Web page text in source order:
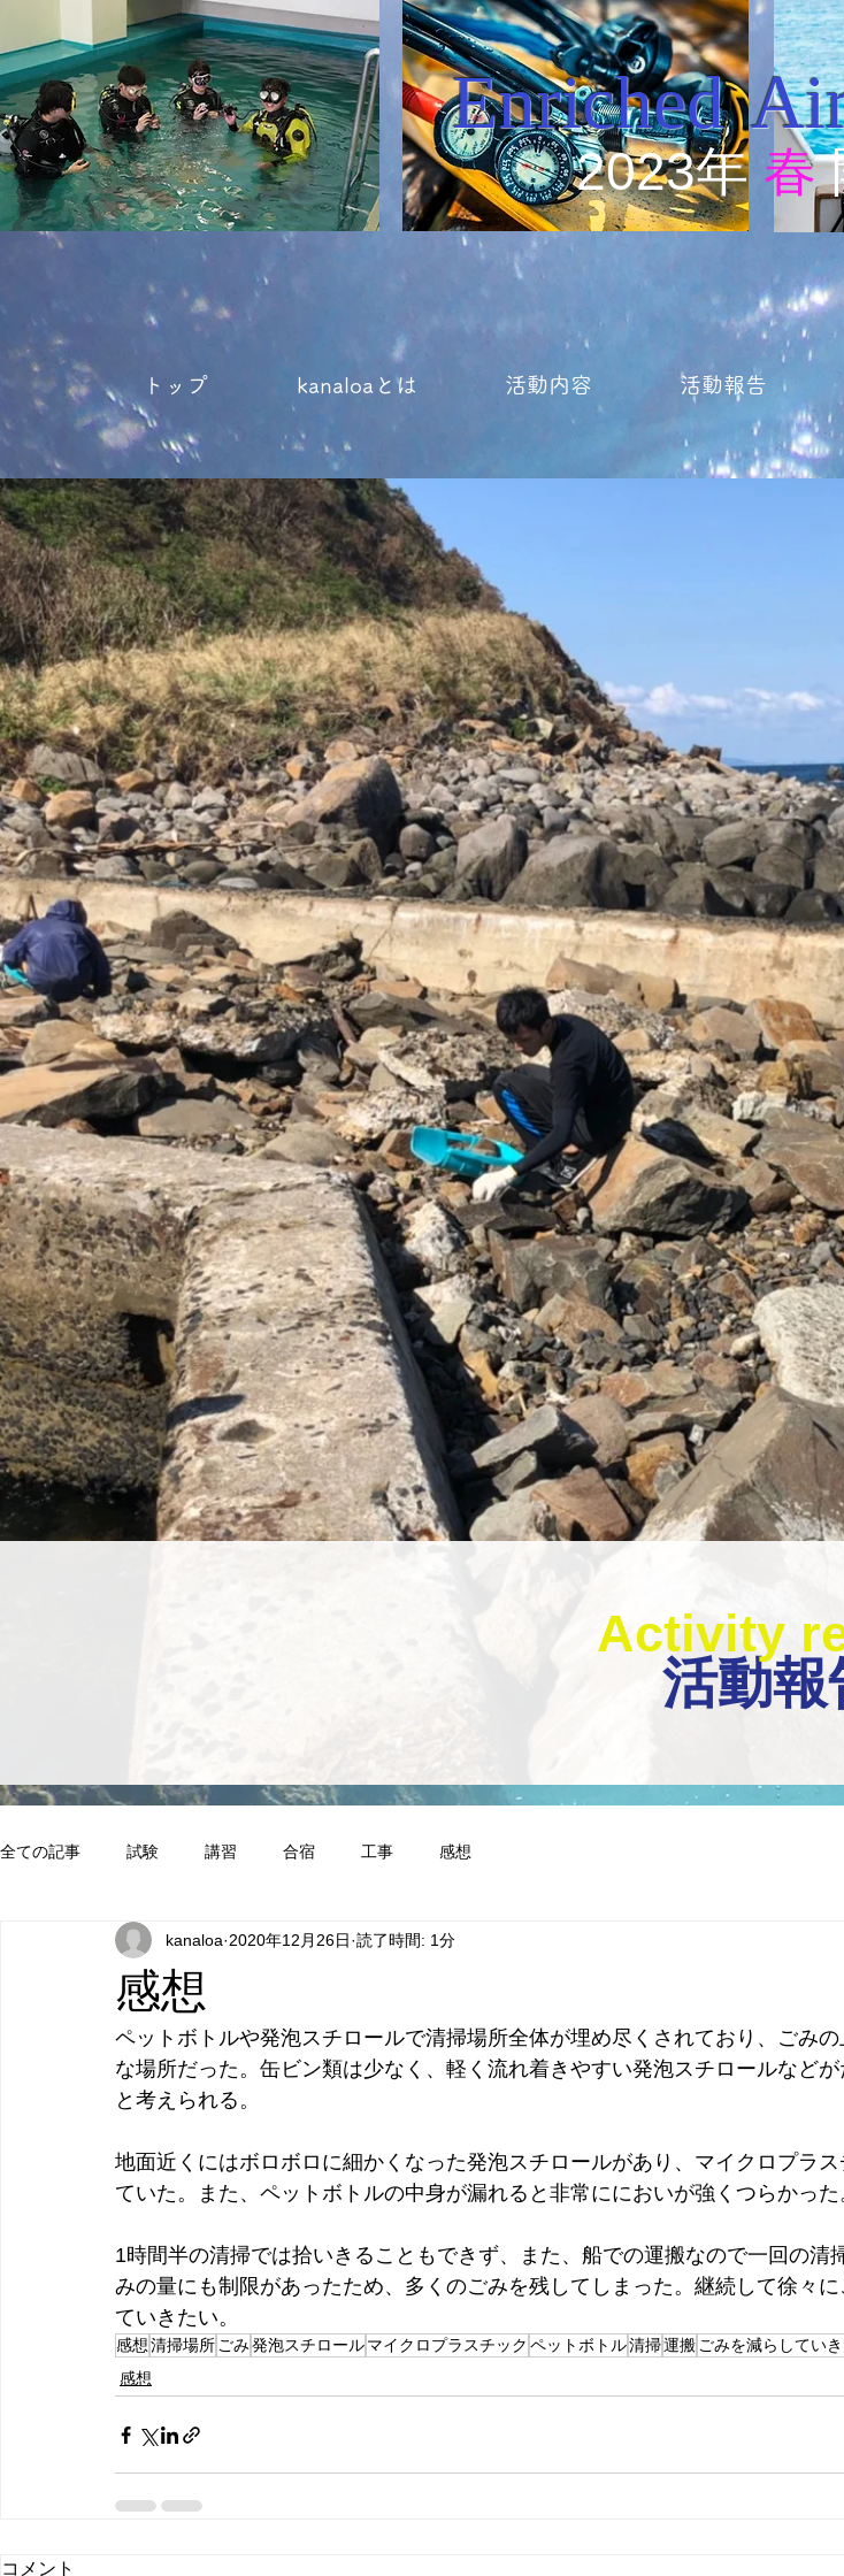
Enriched
2023年 春
トップ kanaloaとは 活動内容 活動報告
活動報
Activity
全ての記事 試験 講習 合宿 工事 感想
感想
kanaloa 2020年12月26日 読了時間: 1分
ペットボトルや発泡スチロールで清掃場所全体が埋め尽くされており、ごみの
な場所だった。缶ビン類は少なく、軽く流れ着きやすい発泡スチロールなど
と考えられる。
地面近くにはボロボロに細かくなった発泡スチロールがあり、マイクロプラ
ていた。また、ペットボトルの中身が漏れると非常ににおいが強くつらかった
1時間半の清掃では拾いきることもできず、また、船での運搬なので一回の清
みの量にも制限があったため、多くのごみを残してしまった。継続して徐々に
ていきたい。
感想清掃場所 ごみ発泡スチロールマイクロプラスチック ペットボトル清掃運搬 ごみを減らしてい
感想
コメント